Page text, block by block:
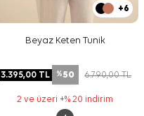
+6
Beyaz Keten Tunik
3.395,00 TL %50 6.790,00TL
2 ve üzeri +% 20 indirim